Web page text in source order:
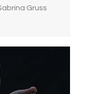
Gruss